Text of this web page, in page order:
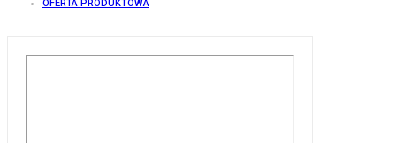
OFERTA PRODUKTOWA